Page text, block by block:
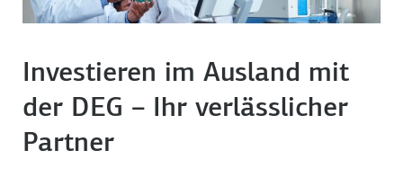
Investieren im Ausland mit
der DEG – Ihr verlässlicher
Partner